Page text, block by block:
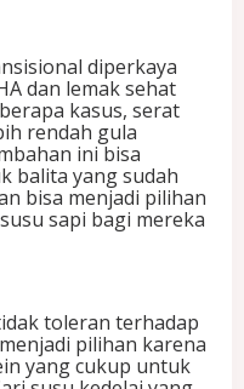
diperkaya
dan lemak sehat
kasus, serat
rendah gula
ini bisa
balita yang sudah
bisa menjadi pilihan
sapi bagi mereka
toleran terhadap
pilihan karena
yang cukup untuk